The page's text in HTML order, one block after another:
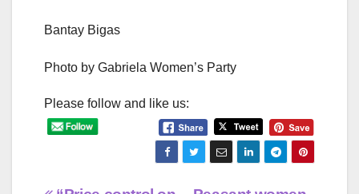
Bantay Bigas
Photo by Gabriela Women’s Party
Please follow and like us: